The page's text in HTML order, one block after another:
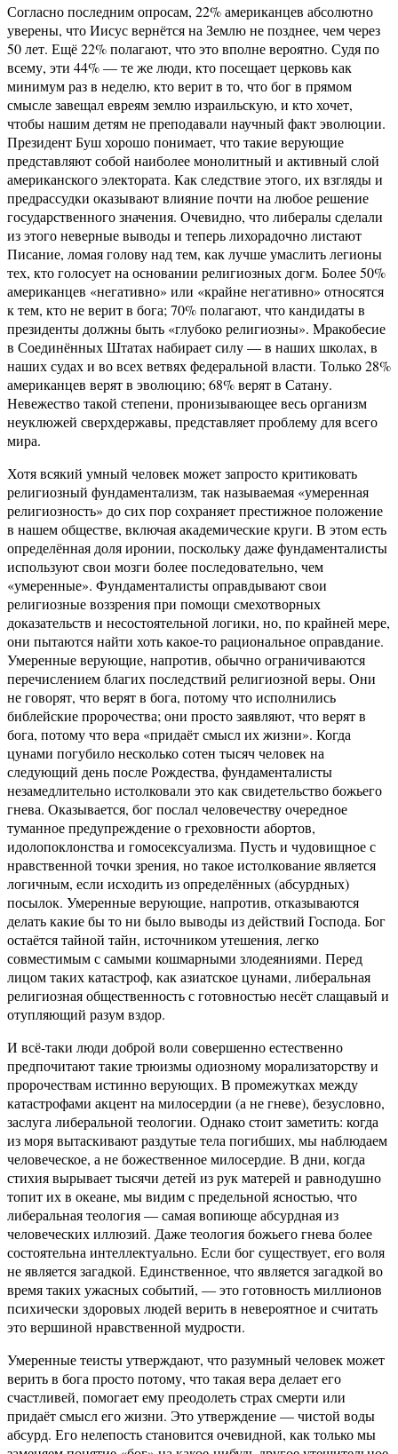
Согласно последним опросам, 22% американцев абсолютно
уверены, что Иисус вернётся на Землю не позднее, чем через
50 лет. Ещё 22% полагают, что это вполне вероятно. Судя по
всему, эти 44% — те же люди, кто посещает церковь как
минимум раз в неделю, кто верит в то, что бог в прямом
смысле завещал евреям землю израильскую, и кто хочет,
чтобы нашим детям не преподавали научный факт эволюции.
Президент Буш хорошо понимает, что такие верующие
представляют собой наиболее монолитный и активный слой
американского электората. Как следствие этого, их взгляды и
предрассудки оказывают влияние почти на любое решение
государственного значения. Очевидно, что либералы сделали
из этого неверные выводы и теперь лихорадочно листают
Писание, ломая голову над тем, как лучше умаслить легионы
тех, кто голосует на основании религиозных догм. Более 50%
американцев «негативно» или «крайне негативно» относятся
к тем, кто не верит в бога; 70% полагают, что кандидаты в
президенты должны быть «глубоко религиозны». Мракобесие
в Соединённых Штатах набирает силу — в наших школах, в
наших судах и во всех ветвях федеральной власти. Только 28%
американцев верят в эволюцию; 68% верят в Сатану.
Невежество такой степени, пронизывающее весь организм
неуклюжей сверхдержавы, представляет проблему для всего
мира.
Хотя всякий умный человек может запросто критиковать
религиозный фундаментализм, так называемая «умеренная
религиозность» до сих пор сохраняет престижное положение
в нашем обществе, включая академические круги. В этом есть
определённая доля иронии, поскольку даже фундаменталисты
используют свои мозги более последовательно, чем
«умеренные». Фундаменталисты оправдывают свои
религиозные воззрения при помощи смехотворных
доказательств и несостоятельной логики, но, по крайней мере,
они пытаются найти хоть какое-то рациональное оправдание.
Умеренные верующие, напротив, обычно ограничиваются
перечислением благих последствий религиозной веры. Они
не говорят, что верят в бога, потому что исполнились
библейские пророчества; они просто заявляют, что верят в
бога, потому что вера «придаёт смысл их жизни». Когда
цунами погубило несколько сотен тысяч человек на
следующий день после Рождества, фундаменталисты
незамедлительно истолковали это как свидетельство божьего
гнева. Оказывается, бог послал человечеству очередное
туманное предупреждение о греховности абортов,
идолопоклонства и гомосексуализма. Пусть и чудовищное с
нравственной точки зрения, но такое истолкование является
логичным, если исходить из определённых (абсурдных)
посылок. Умеренные верующие, напротив, отказываются
делать какие бы то ни было выводы из действий Господа. Бог
остаётся тайной тайн, источником утешения, легко
совместимым с самыми кошмарными злодеяниями. Перед
лицом таких катастроф, как азиатское цунами, либеральная
религиозная общественность с готовностью несёт слащавый и
отупляющий разум вздор.
И всё-таки люди доброй воли совершенно естественно
предпочитают такие трюизмы одиозному морализаторству и
пророчествам истинно верующих. В промежутках между
катастрофами акцент на милосердии (а не гневе), безусловно,
заслуга либеральной теологии. Однако стоит заметить: когда
из моря вытаскивают раздутые тела погибших, мы наблюдаем
человеческое, а не божественное милосердие. В дни, когда
стихия вырывает тысячи детей из рук матерей и равнодушно
топит их в океане, мы видим с предельной ясностью, что
либеральная теология — самая вопиюще абсурдная из
человеческих иллюзий. Даже теология божьего гнева более
состоятельна интеллектуально. Если бог существует, его воля
не является загадкой. Единственное, что является загадкой во
время таких ужасных событий, — это готовность миллионов
психически здоровых людей верить в невероятное и считать
это вершиной нравственной мудрости.
Умеренные теисты утверждают, что разумный человек может
верить в бога просто потому, что такая вера делает его
счастливей, помогает ему преодолеть страх смерти или
придаёт смысл его жизни. Это утверждение — чистой воды
абсурд. Его нелепость становится очевидной, как только мы